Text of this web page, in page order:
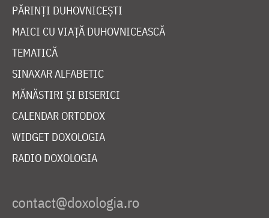
PĂRINȚI DUHOVNICEȘTI
MAICI CU VIAȚĂ DUHOVNICEASCĂ
TEMATICĂ
SINAXAR ALFABETIC
MĂNĂSTIRI ȘI BISERICI
CALENDAR ORTODOX
WIDGET DOXOLOGIA
RADIO DOXOLOGIA